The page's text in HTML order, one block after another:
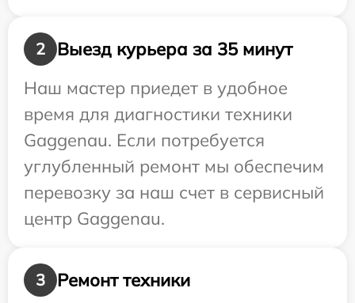
2
Выезд курьера за 35 минут
Наш мастер приедет в удобное
время для диагностики техники
Gaggenau. Если потребуется
углубленный ремонт мы обеспечим
перевозку за наш счет в сервисный
центр Gaggenau.
3 Ремонт техники